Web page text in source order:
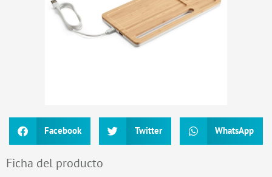
Facebook Twitter WhatsApp
Ficha del producto